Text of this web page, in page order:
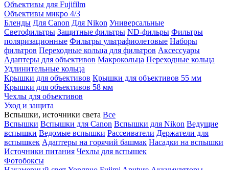
Объективы для Fujifilm
Объективы микро 4/3
Бленды Для Canon Для Nikon Универсальные
Светофильтры Защитные фильтры ND-фильры Фильтры
поляризационные Фильтры ультрафиолетовые Наборы
фильтров Переходные кольца для фильтров Аксессуары
Адаптеры для объективов Макрокольца Переходные кольца
Удлинительные кольца
Крышки для объективов Крышки для объективов 55 мм
Крышки для объективов 58 мм
Чехлы для объективов
Уход и защита
Вспышки, источники света Все
Вспышки Вспышки для Canon Вспышки для Nikon Ведущие
вспышки Ведомые вспышки Рассеиватели Держатели для
вспышкек Адаптеры на горячий башмак Насадки на вспышки
Источники питания Чехлы для вспышек
Фотобоксы